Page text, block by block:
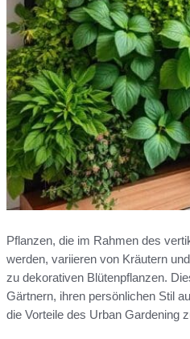
Pflanzen, die im Rahmen des
werden, variieren von Kräutern
zu dekorativen Blütenpflanzen.
Gärtnern, ihren persönlichen Stil
die Vorteile des Urban Gardening